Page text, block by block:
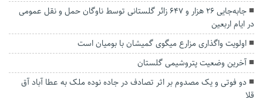
جابه‌جایی ۲۶ هزار و ۶۴۷ زائر گلستانی توسط ناوگان حمل و نقل عمومی
در ایام اربعین
اولویت واگذاری مزارع میگوی گمیشان با بومیان است
آخرین وضعیت پتروشیمی گلستان
دو فوتی و یک مصدوم بر اثر تصادف در جاده نوده ملک به عطا آباد آق
قلا